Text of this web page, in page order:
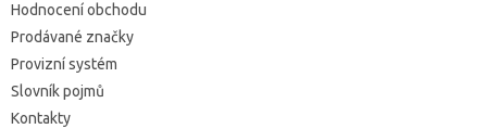
Hodnocení obchodu
Prodávané značky
Provizní systém
Slovník pojmů
Kontakty